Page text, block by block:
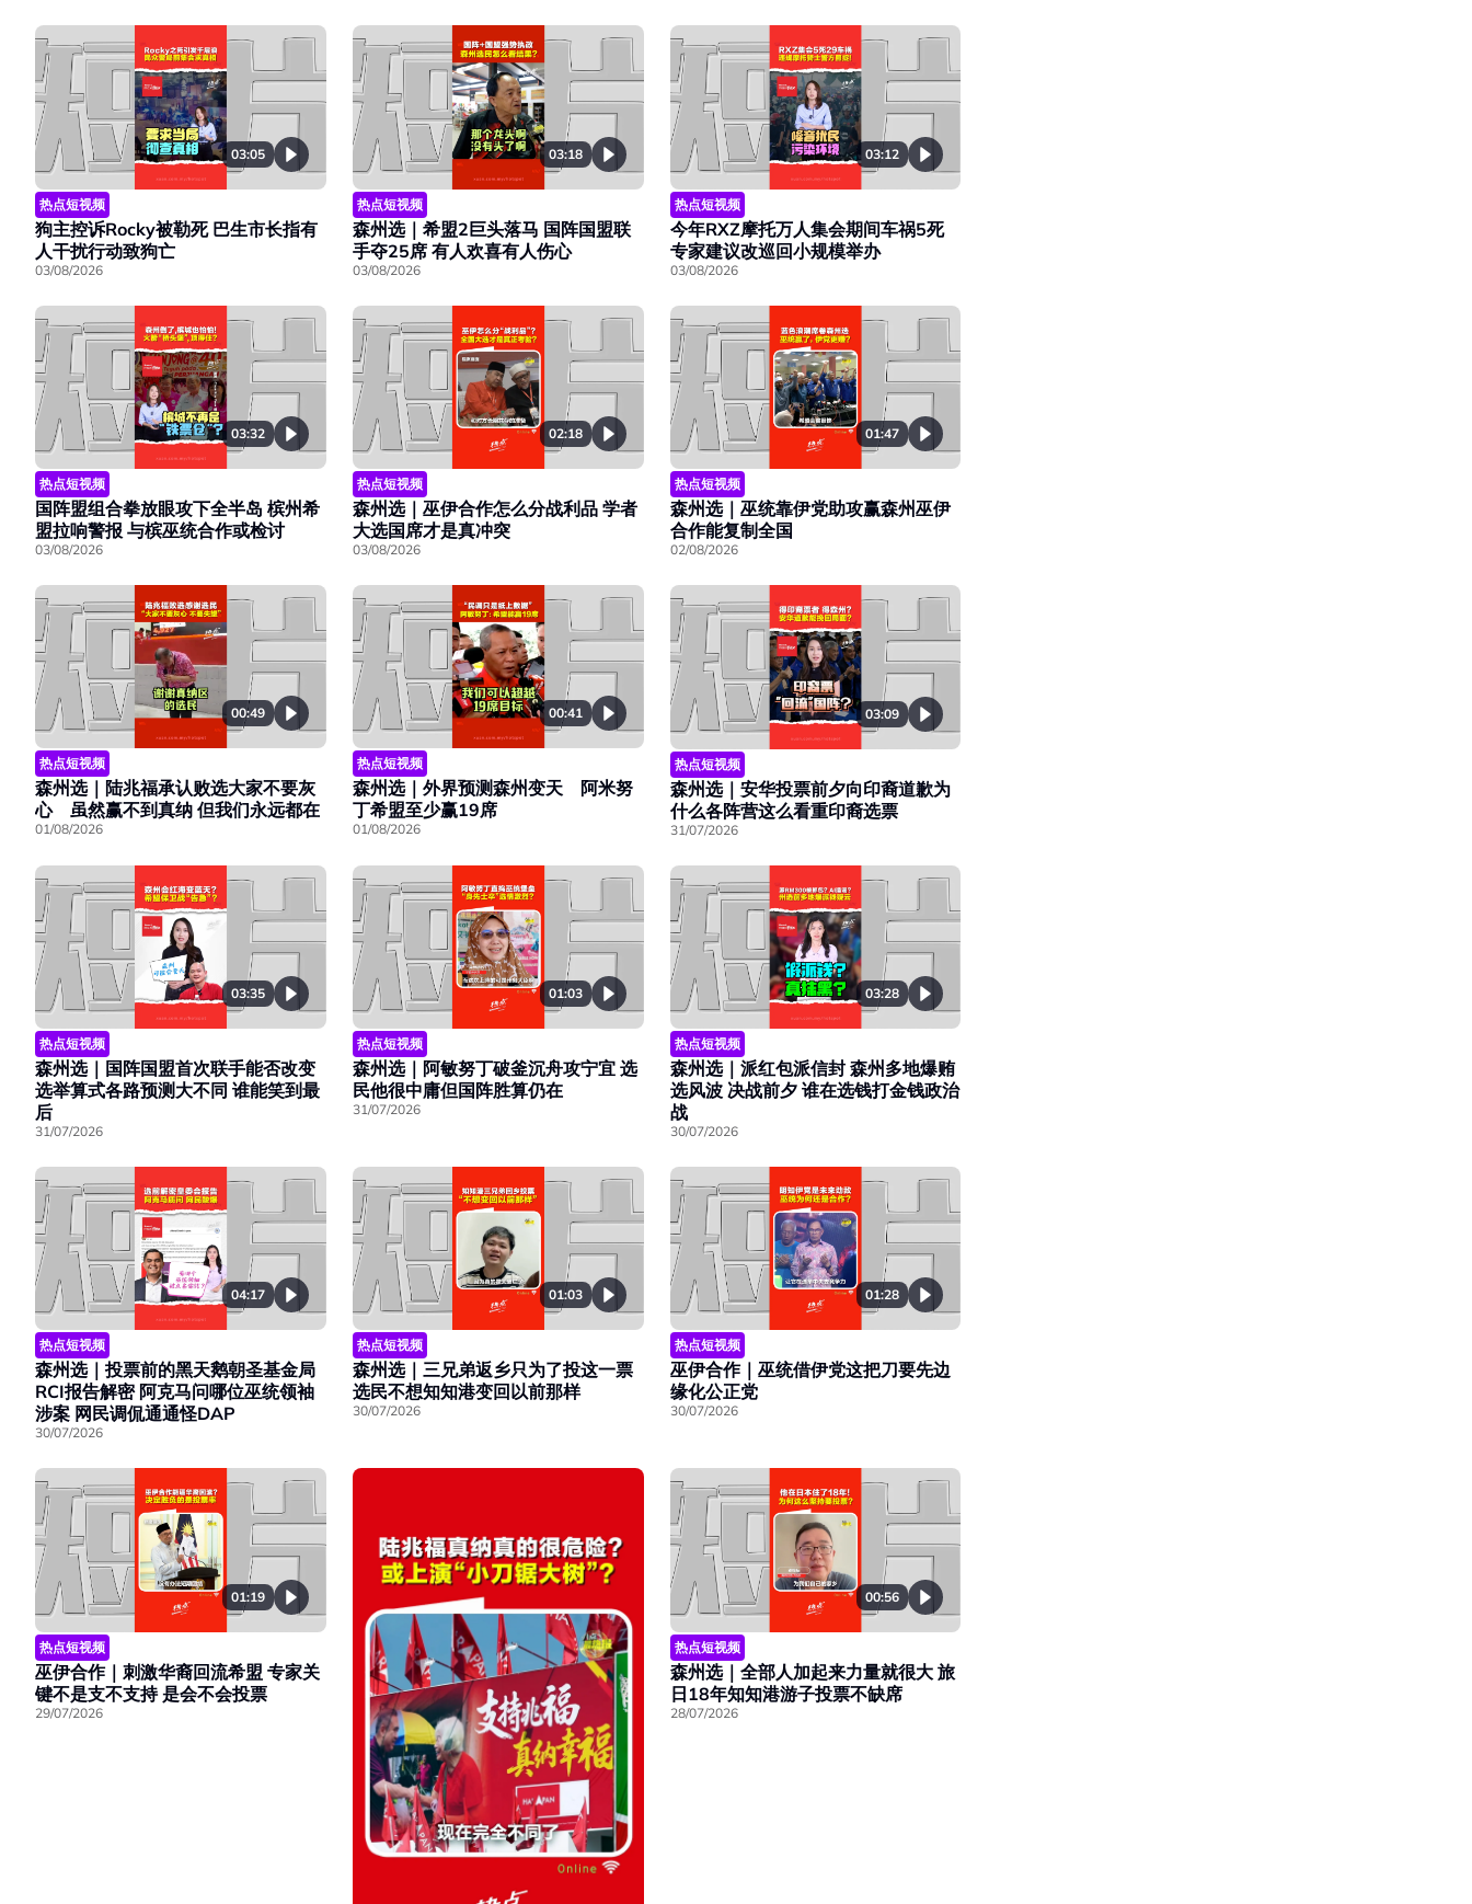
03:05
热点短视频
狗主控诉Rocky被勒死 巴生市长指有
人干扰行动致狗亡
03/08/2026
03:18
热点短视频
森州选｜希盟2巨头落马 国阵国盟联
手夺25席 有人欢喜有人伤心
03/08/2026
03:12
热点短视频
今年RXZ摩托万人集会期间车祸5死
专家建议改巡回小规模举办
03/08/2026
03:32
热点短视频
国阵盟组合拳放眼攻下全半岛 槟州希
盟拉响警报 与槟巫统合作或检讨
03/08/2026
02:18
热点短视频
森州选｜巫伊合作怎么分战利品 学者
大选国席才是真冲突
03/08/2026
01:47
热点短视频
森州选｜巫统靠伊党助攻赢森州巫伊
合作能复制全国
02/08/2026
00:49
热点短视频
森州选｜陆兆福承认败选大家不要灰
心 虽然赢不到真纳 但我们永远都在
01/08/2026
00:41
热点短视频
森州选｜外界预测森州变天 阿米努
丁希盟至少赢19席
01/08/2026
03:09
热点短视频
森州选｜安华投票前夕向印裔道歉为
什么各阵营这么看重印裔选票
31/07/2026
03:35
热点短视频
森州选｜国阵国盟首次联手能否改变
选举算式各路预测大不同 谁能笑到最
后
31/07/2026
01:03
热点短视频
森州选｜阿敏努丁破釜沉舟攻宁宜 选
民他很中庸但国阵胜算仍在
31/07/2026
03:28
热点短视频
森州选｜派红包派信封 森州多地爆贿
选风波 决战前夕 谁在选钱打金钱政治
战
30/07/2026
04:17
热点短视频
森州选｜投票前的黑天鹅朝圣基金局
RCI报告解密 阿克马问哪位巫统领袖
涉案 网民调侃通通怪DAP
30/07/2026
01:03
热点短视频
森州选｜三兄弟返乡只为了投这一票
选民不想知知港变回以前那样
30/07/2026
01:28
热点短视频
巫伊合作｜巫统借伊党这把刀要先边
缘化公正党
30/07/2026
01:19
热点短视频
巫伊合作｜刺激华裔回流希盟 专家关
键不是支不支持 是会不会投票
29/07/2026
00:56
热点短视频
森州选｜全部人加起来力量就很大 旅
日18年知知港游子投票不缺席
28/07/2026